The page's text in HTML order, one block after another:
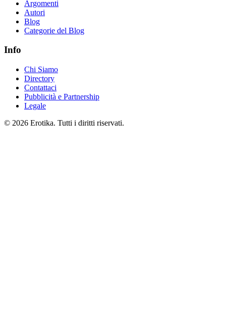
Argomenti
Autori
Blog
Categorie del Blog
Info
Chi Siamo
Directory
Contattaci
Pubblicità e Partnership
Legale
© 2026 Erotika. Tutti i diritti riservati.